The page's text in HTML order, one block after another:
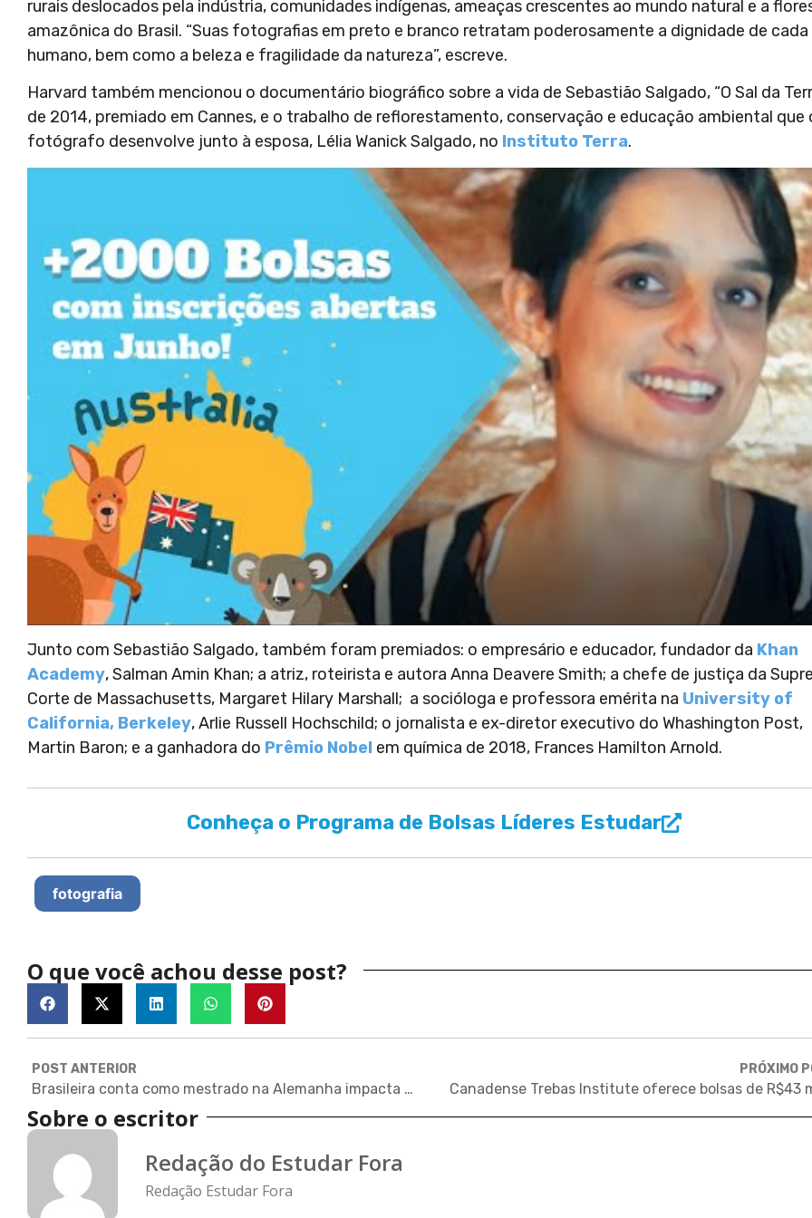
rurais deslocados pela indústria, comunidades indígenas, ameaças crescentes ao mundo natural e a
amazônica do Brasil. “Suas fotografias em preto e branco retratam poderosamente a dignidade de cada
humano, bem como a beleza e fragilidade da natureza”, escreve.
Harvard também mencionou o documentário biográfico sobre a vida de Sebastião Salgado, “O Sal da
de 2014, premiado em Cannes, e o trabalho de reflorestamento, conservação e educação ambiental que
fotógrafo desenvolve junto à esposa, Lélia Wanick Salgado, no Instituto Terra.
Junto com Sebastião Salgado, também foram premiados: o empresário e educador, fundador da Khan
Academy, Salman Amin Khan; a atriz, roteirista e autora Anna Deavere Smith; a chefe de justiça da
Corte de Massachusetts, Margaret Hilary Marshall; a socióloga e professora emérita na University of
California, Berkeley, Arlie Russell Hochschild; o jornalista e ex-diretor executivo do Whashington Post,
Martin Baron; e a ganhadora do Prêmio Nobel em química de 2018, Frances Hamilton Arnold.
Conheça o Programa de Bolsas Líderes Estudar
fotografia
O que você achou desse post?
POST ANTERIOR
Brasileira conta como mestrado na Alemanha impacta o trabalho no setor público
PRÓXIMO
Sobre o escritor
Redação do Estudar Fora
Redação Estudar Fora